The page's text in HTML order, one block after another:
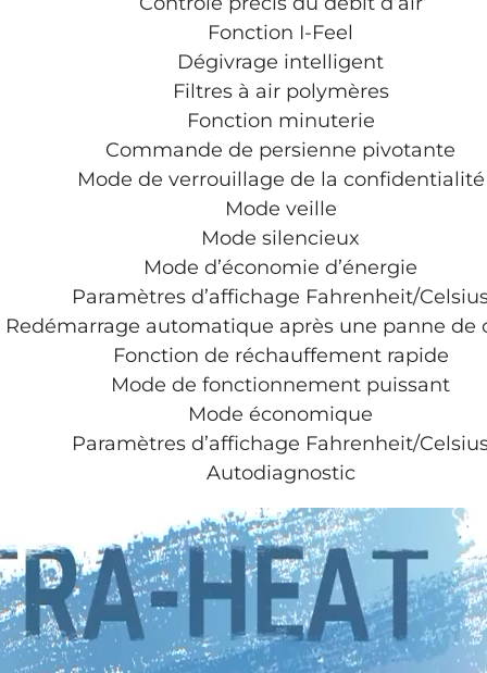
Fonction I-Feel
Dégivrage intelligent
Filtres à air polymères
Fonction minuterie
Commande de persienne pivotante
Mode de verrouillage de la confidentialité
Mode veille
Mode silencieux
Mode d’économie d’énergie
Paramètres d’affichage Fahrenheit/
Redémarrage automatique après une panne de
Fonction de réchauffement rapide
Mode de fonctionnement puissant
Mode économique
Paramètres d’affichage Fahrenheit/
Autodiagnostic